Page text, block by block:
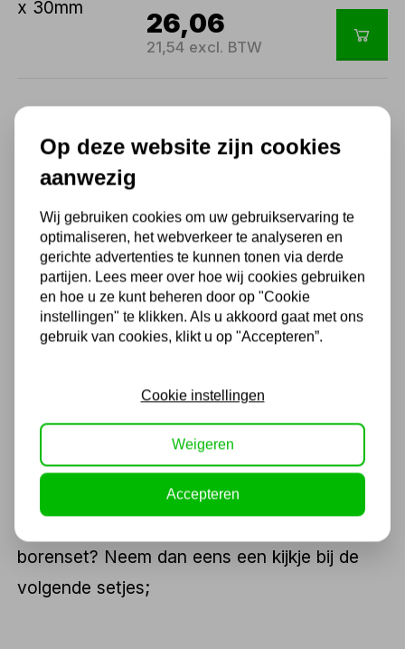
26,06
21,54 excl. BTW
1 2 3 ... 8
Losse Kernboren
In ons assortiment van kernboren voeren wij
alleen producten van hoogwaardige kwaliteit
die geschikt zijn voor magneetboormachines.
Welke variant u ook nodig heeft bij ons heeft
Complete kernborenset
Bent u niet op zoek naar één los onderdeel
borenset? Neem dan eens een kijkje bij de
volgende setjes;
Op deze website zijn cookies
aanwezig
Wij gebruiken cookies om uw gebruikservaring te
optimaliseren, het webverkeer te analyseren en
gerichte advertenties te kunnen tonen via derde
partijen. Lees meer over hoe wij cookies gebruiken
en hoe u ze kunt beheren door op "Cookie
instellingen" te klikken. Als u akkoord gaat met ons
gebruik van cookies, klikt u op "Accepteren”.
Cookie instellingen
Weigeren
Accepteren